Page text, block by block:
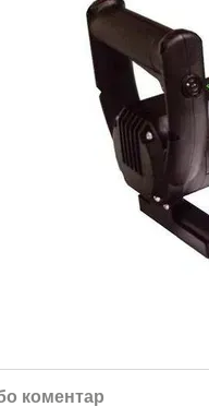
коментар